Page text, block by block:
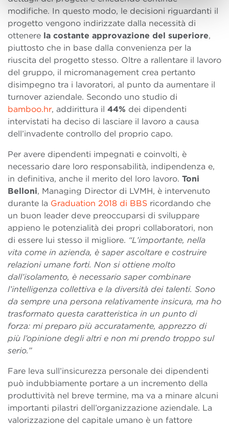
modifiche. In questo modo, le decisioni riguardanti il
progetto vengono indirizzate dalla necessità di
ottenere la costante approvazione del superiore,
piuttosto che in base dalla convenienza per la
riuscita del progetto stesso. Oltre a rallentare il lavoro
del gruppo, il micromanagement crea pertanto
disimpegno tra i lavoratori, al punto da aumentare il
turnover aziendale. Secondo uno studio di
bamboo.hr, addirittura il 44% dei dipendenti
intervistati ha deciso di lasciare il lavoro a causa
dell’invadente controllo del proprio capo.
Per avere dipendenti impegnati e coinvolti, è
necessario dare loro responsabilità, indipendenza e,
in definitiva, anche il merito del loro lavoro. Toni
Belloni, Managing Director di LVMH, è intervenuto
durante la Graduation 2018 di BBS ricordando che
un buon leader deve preoccuparsi di sviluppare
appieno le potenzialità dei propri collaboratori, non
di essere lui stesso il migliore. “L’importante, nella
vita come in azienda, è saper ascoltare e costruire
relazioni umane forti. Non si ottiene molto
dall’isolamento, è necessario saper combinare
l’intelligenza collettiva e la diversità dei talenti. Sono
da sempre una persona relativamente insicura, ma ho
trasformato questa caratteristica in un punto di
forza: mi preparo più accuratamente, apprezzo di
più l’opinione degli altri e non mi prendo troppo sul
serio.”
Fare leva sull’insicurezza personale dei dipendenti
può indubbiamente portare a un incremento della
produttività nel breve termine, ma va a minare alcuni
importanti pilastri dell’organizzazione aziendale. La
valorizzazione del capitale umano è un fattore